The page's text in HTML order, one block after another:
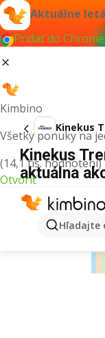
Aktuálne
Pridať do
Kimbino
Všetky ponuky na
(14,1 tis. hodnotení)
Otvoriť
Hľadajte
Kinekus
Kinekus
aktuálna